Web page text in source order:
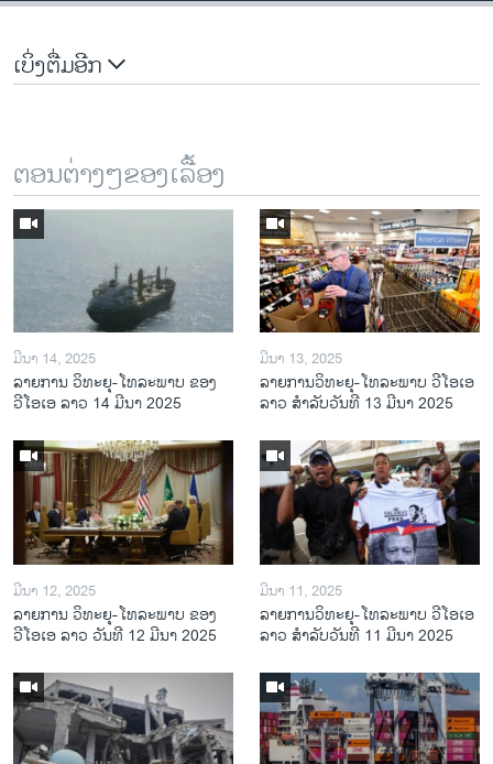
ເບິ່ງຕື່ມອີກ
ຕອນຕ່າງໆຂອງເລື້ອງ
ມີນາ 14, 2025
ລາຍການ ວິທະຍຸ-ໂທລະພາບ ຂອງ
ວີໂອເອ ລາວ 14 ມີນາ 2025
ມີນາ 13, 2025
ລາຍການວິ​ທະ​ຍຸ-ໂທ​ລະ​ພາບ ວີໂອເອ
ລາວ ສຳ​ລັບ​ວັນ​ທີ 13 ມີ​ນາ 2025
ມີນາ 12, 2025
ລາຍການ ວິທະຍຸ-ໂທລະພາບ ຂອງ
ວີໂອເອ ລາວ ວັນທີ 12 ມີນາ 2025
ມີນາ 11, 2025
ລາຍການວິ​ທະ​ຍຸ-ໂທ​ລະ​ພາບ ວີໂອເອ
ລາວ ສຳ​ລັບ​ວັນ​ທີ 11 ມີ​ນາ 2025